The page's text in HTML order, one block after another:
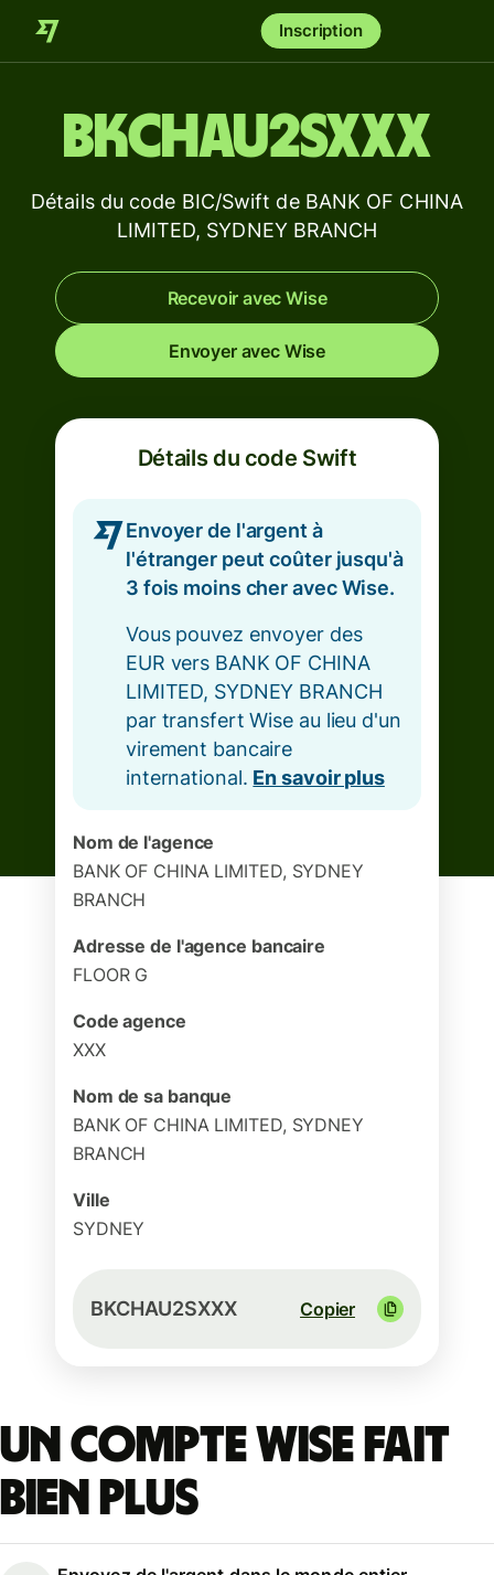
Inscription
BKCHAU2SXXX
Détails du code BIC/Swift de BANK OF CHINA
LIMITED, SYDNEY BRANCH
Recevoir avec Wise
Envoyer avec Wise
Détails du code Swift
Envoyer de l'argent à
l'étranger peut coûter jusqu'à
3 fois moins cher avec Wise.
Vous pouvez envoyer des
EUR vers BANK OF CHINA
LIMITED, SYDNEY BRANCH
par transfert Wise au lieu d'un
virement bancaire
international. En savoir plus
Nom de l'agence
BANK OF CHINA LIMITED, SYDNEY
BRANCH
Adresse de l'agence bancaire
FLOOR G
Code agence
XXX
Nom de sa banque
BANK OF CHINA LIMITED, SYDNEY
BRANCH
Ville
SYDNEY
BKCHAU2SXXX Copier
Un compte Wise fait
bien plus